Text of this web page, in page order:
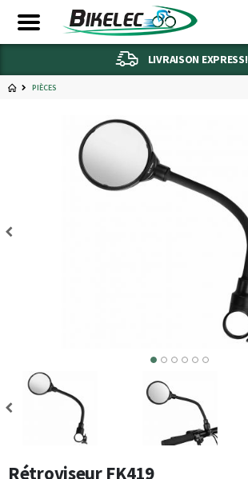
LIVRAISON EXPRESS!
PIÈCES
Rétroviseur FK419